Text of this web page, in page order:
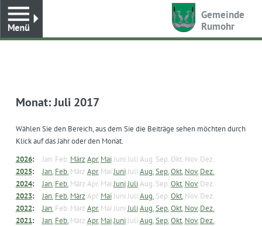
Gemeinde
Rumohr
Monat:Juli 2017
Wählen Sie den Bereich, aus dem Sie die Beiträge sehen möchten durch
Klick auf das Jahr oder den Monat.
2026: Jan. Feb. MärzApr. MaiJuni Juli Aug. Sep. Okt. Nov. Dez.
2025: Jan. Feb. März Apr. Mai JuniJuli Aug.Sep.Okt. Nov. Dez.
2024: Jan. Feb. März Apr. Mai JuniJuliAug. Sep.Okt. Nov. Dez.
2023: Jan. Feb. MärzApr. MaiJuni Juli Aug. Sep.Okt. Nov. Dez.
2022: Jan. Feb. März Apr. Mai Juni JuliAug.Sep.Okt. Nov. Dez.
2021: Jan. Feb. März Apr. MaiJuniJuli Aug.Sep.Okt. Nov. Dez.